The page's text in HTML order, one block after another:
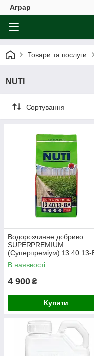
Аграр
Товари та послуги
NUTI
Сортування
Водорозчинне добриво
SUPERPREMIUM
(Суперпреміум) 13.40.13-
(Нуті) (NUTI 13.40.13-BA)
25кг
В наявності
4 900 ₴
Купити